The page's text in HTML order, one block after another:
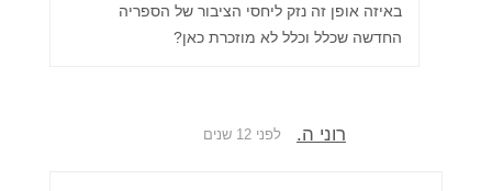
באיזה אופן זה נזק ליחסי הציבור של הספריה
החדשה שכלל וכלל לא מוזכרת כאן?
רוני ה. לפני 12 שנים